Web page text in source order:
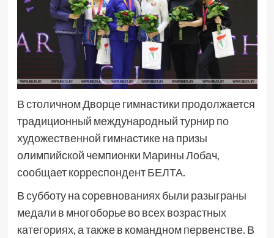
В столичном Дворце гимнастики продолжается
традиционный международный турнир по
художественной гимнастике на призы
олимпийской чемпионки Марины Лобач,
сообщает корреспондент БЕЛТА.
В субботу на соревнованиях были разыграны
медали в многоборье во всех возрастных
категориях, а также в командном первенстве. В